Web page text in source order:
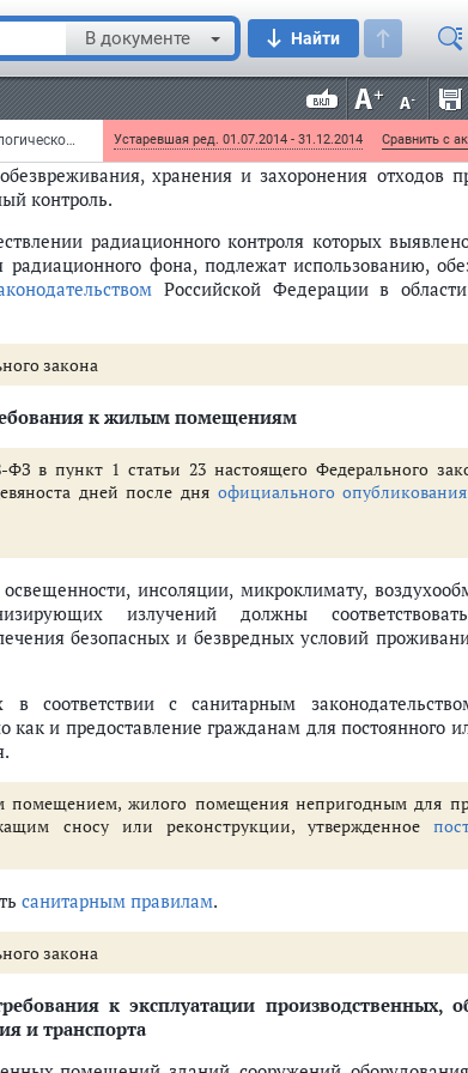
В документе Найти
Федеральный закон от 30 марта 1999 г. N 52-ФЗ "О санитарно-эпидемиологическом благополучии населения" Устаревшая ред. 01.07.2014 - 31.12.2014 Сравнить с
хранения и захоронения отходов
контроль.
радиационного контроля которых
фона, подлежат использованию,
Российской Федерации в
закона
к жилым помещениям
в пункт 1 статьи 23 настоящего Федерального
дней после дня официального опубликования
инсоляции, микроклимату,
излучений должны
безопасных и безвредных условий
с санитарным
и предоставление гражданам для постоянного
жилого помещения непригодным для
сносу или реконструкции, утвержденное
санитарным правилам.
закона
к эксплуатации производственных,
и транспорта